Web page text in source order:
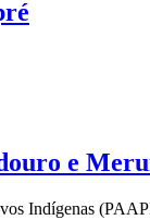
e
Indígenas